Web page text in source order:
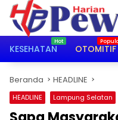
Langsung
konten
KESEHATAN
OTOMITIF
Beranda HEADLINE
HEADLINE Lampung Selatan